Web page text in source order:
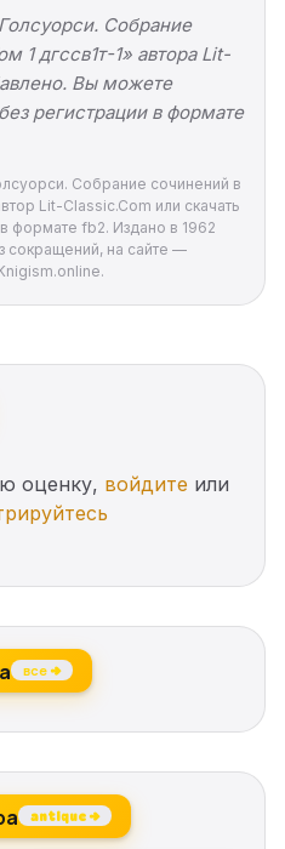
Собрание
1 дгссв1т-1» автора Lit-
Вы можете
регистрации в формате
Собрание сочинений в
Lit-Classic.Com или скачать
формате fb2. Издано в 1962
сокращений, на сайте —
оценку, войдите или
все →
antique →